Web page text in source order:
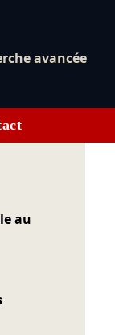
avancée
au